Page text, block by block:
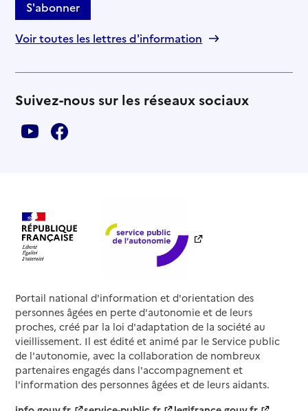
S'abonner
Voir toutes les lettres d'information
Suivez-nous sur les réseaux sociaux
Portail national d'information et d'orientation des
personnes âgées en perte d'autonomie et de leurs
proches, créé par la loi d'adaptation de la société au
vieillissement. Il est édité et animé par le Service public
de l'autonomie, avec la collaboration de nombreux
partenaires engagés dans l'accompagnement et
l'information des personnes âgées et de leurs aidants.